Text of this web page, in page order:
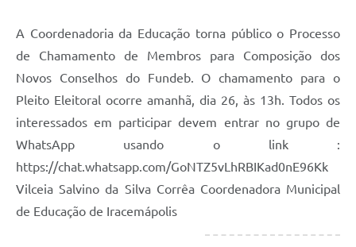
A Coordenadoria da Educação torna público o Processo
de Chamamento de Membros para Composição dos
Novos Conselhos do Fundeb. O chamamento para o
Pleito Eleitoral ocorre amanhã, dia 26, às 13h. Todos os
interessados em participar devem entrar no grupo de
WhatsApp usando o link :
https://chat.whatsapp.com/GoNTZ5vLhRBIKad0nE96Kk
Vilceia Salvino da Silva Corrêa Coordenadora Municipal
de Educação de Iracemápolis